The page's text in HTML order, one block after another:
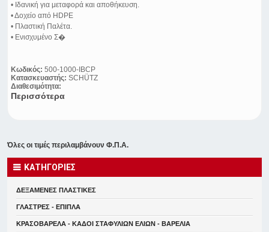
• Ιδανική για μεταφορά και αποθήκευση.
• Δοχείο από HDPE
• Πλαστική Παλέτα.
• Ενισχυμένο Σ�
Κωδικός: 500-1000-IBCP
Κατασκευαστής: SCHÜTZ
Διαθεσιμότητα:
Περισσότερα
Όλες οι τιμές περιλαμβάνουν Φ.Π.Α.
ΚΑΤΗΓΟΡΙΕΣ
ΔΕΞΑΜΕΝΕΣ ΠΛΑΣΤΙΚΕΣ
ΓΛΑΣΤΡΕΣ - ΕΠΙΠΛΑ
ΚΡΑΣΟΒΑΡΕΛΑ - ΚΑΔΟΙ ΣΤΑΦΥΛΙΩΝ ΕΛΙΩΝ - ΒΑΡΕΛΙΑ